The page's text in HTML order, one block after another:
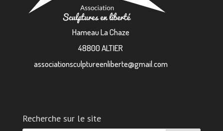
Hameau La Chaze
48800 ALTIER
associationsculptureenliberte@gmail.com
Recherche sur le site